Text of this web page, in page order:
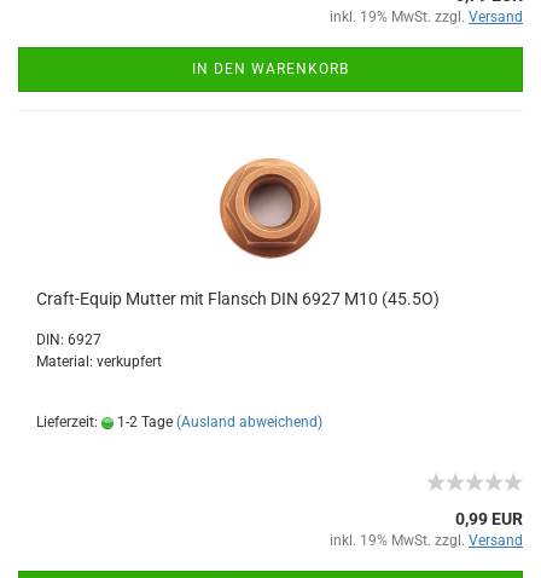
inkl. 19% MwSt. zzgl. Versand
IN DEN WARENKORB
Craft-Equip Mutter mit Flansch DIN 6927 M10 (45.5O)
DIN: 6927
Material: verkupfert
Lieferzeit: 1-2 Tage (Ausland abweichend)
0,99 EUR
inkl. 19% MwSt. zzgl. Versand